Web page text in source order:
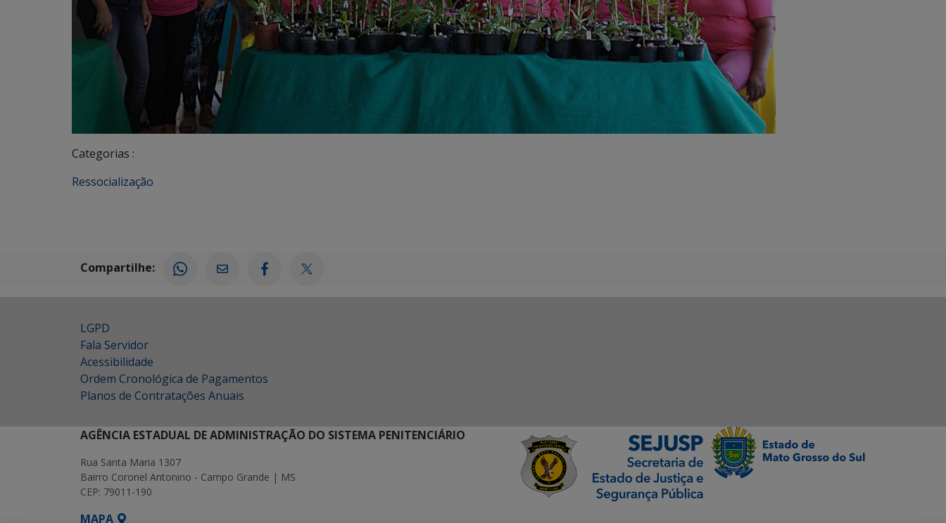
Categorias :
Ressocialização
Compartilhe:
LGPD
Fala Servidor
Acessibilidade
Ordem Cronológica de Pagamentos
Planos de Contratações Anuais
AGÊNCIA ESTADUAL DE ADMINISTRAÇÃO DO SISTEMA PENITENCIÁRIO
Rua Santa Maria 1307
Bairro Coronel Antonino - Campo Grande | MS
CEP: 79011-190
MAPA